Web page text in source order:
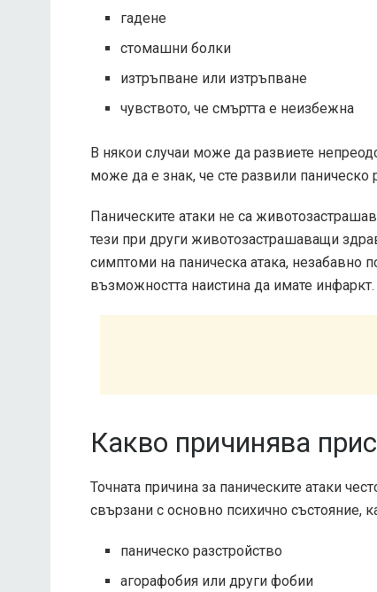
гадене
стомашни болки
изтръпване или изтръпване
чувството, че смъртта е неизбежна
В някои случаи може да развиете
може да е знак, че сте развили паническо
Паническите атаки не са
тези при други животозастрашаващи
симптоми на паническа атака, незабавно
възможността наистина да имате инфаркт.
Какво причинява
Точната причина за паническите атаки
свързани с основно психично състояние,
паническо разстройство
агорафобия или други фобии